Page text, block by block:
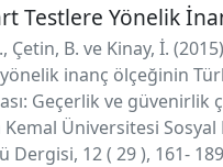
Testlere Yönelik
Çetin, B. ve Kinay, İ.
inanç ölçeğinin
Geçerlik ve güvenirlik
Üniversitesi
Dergisi, 12 ( 29 ), 161-